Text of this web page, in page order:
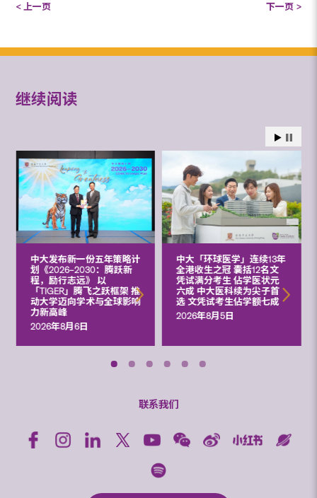
< 上一页 下一页 >
继续阅读
中大发布新一份五年策略计
划《2026‒2030：腾跃新
程，励行志远》 以
「TIGER」腾飞之跃框架 推
动大学迈向学术与全球影响
力新高峰
2026年8月6日
中大「环球医学」连续13年
全港收生之冠 囊括12名文
凭试满分考生 佔学医状元
六成 中大医科续为尖子首
选 文凭试考生佔学额七成
2026年8月5日
联系我们